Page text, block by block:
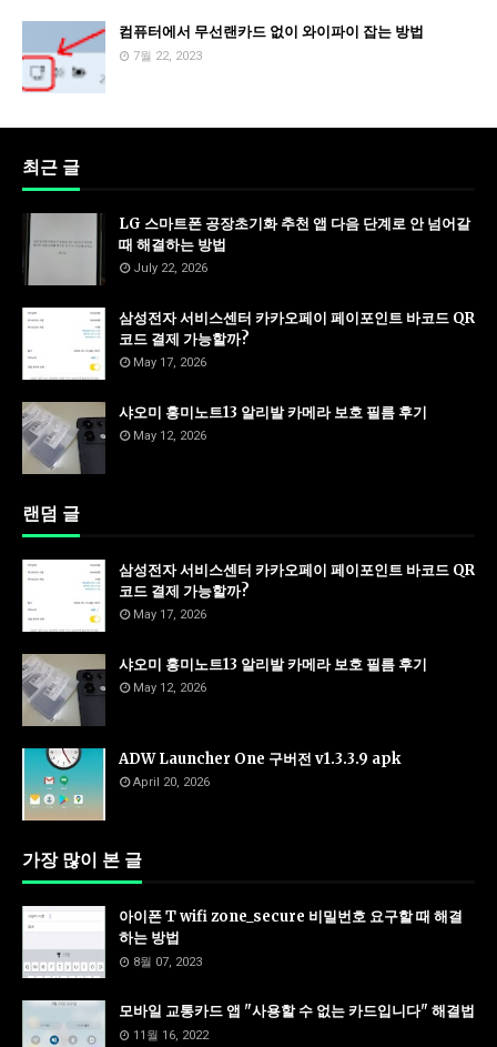
컴퓨터에서 무선랜카드 없이 와이파이 잡는 방법
7월 22, 2023
최근 글
LG 스마트폰 공장초기화 추천 앱 다음 단계로 안 넘어갈
때 해결하는 방법
July 22, 2026
삼성전자 서비스센터 카카오페이 페이포인트 바코드 QR
코드 결제 가능할까?
May 17, 2026
샤오미 홍미노트13 알리발 카메라 보호 필름 후기
May 12, 2026
랜덤 글
삼성전자 서비스센터 카카오페이 페이포인트 바코드 QR
코드 결제 가능할까?
May 17, 2026
샤오미 홍미노트13 알리발 카메라 보호 필름 후기
May 12, 2026
ADW Launcher One 구버전 v1.3.3.9 apk
April 20, 2026
가장 많이 본 글
아이폰 T wifi zone_secure 비밀번호 요구할 때 해결
하는 방법
8월 07, 2023
모바일 교통카드 앱 "사용할 수 없는 카드입니다" 해결법
11월 16, 2022